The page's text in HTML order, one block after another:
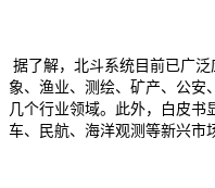
据了解，北斗系统目前已广
象、渔业、测绘、矿产、公安
几个行业领域。此外，白皮书
车、民航、海洋观测等新兴市